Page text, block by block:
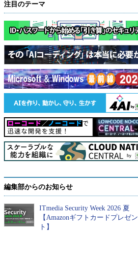
注目のテーマ
編集部からのお知らせ
ITmedia Security Week 2026 夏
【Amazonギフトカードプレゼン
ト】